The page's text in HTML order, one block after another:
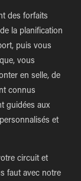
des forfaits
la planification
puis vous
vous
en selle, de
connus
guidées aux
et
circuit et
faut avec notre